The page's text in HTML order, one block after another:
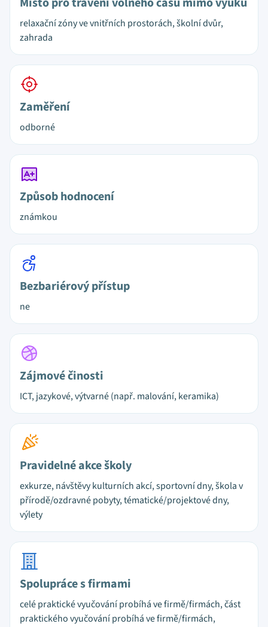
relaxační zóny ve vnitřních prostorách, školní dvůr,
zahrada
Zaměření
odborné
Způsob hodnocení
známkou
Bezbariérový přístup
ne
Zájmové činosti
ICT, jazykové, výtvarné (např. malování, keramika)
Pravidelné akce školy
exkurze, návštěvy kulturních akcí, sportovní dny, škola v
přírodě/ozdravné pobyty, tématické/projektové dny,
výlety
Spolupráce s firmami
celé praktické vyučování probíhá ve firmě/firmách, část
praktického vyučování probíhá ve firmě/firmách,